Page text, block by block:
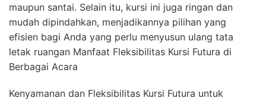
maupun santai. Selain itu, kursi ini juga ringan dan
mudah dipindahkan, menjadikannya pilihan yang
efisien bagi Anda yang perlu menyusun ulang tata
letak ruangan Manfaat Fleksibilitas Kursi Futura di
Berbagai Acara
Kenyamanan dan Fleksibilitas Kursi Futura untuk